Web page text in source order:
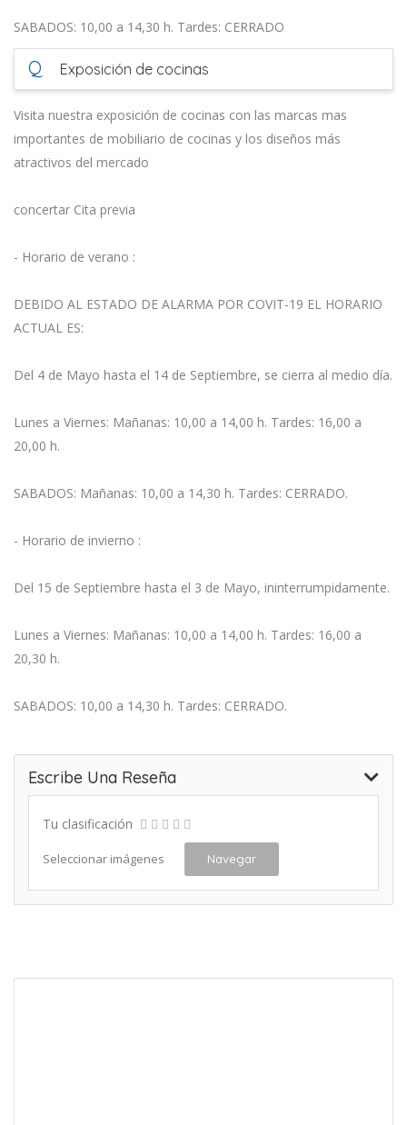
SABADOS: 10,00 a 14,30 h. Tardes: CERRADO
Q Exposición de cocinas
Visita nuestra exposición de cocinas con las marcas mas
importantes de mobiliario de cocinas y los diseños más
atractivos del mercado
concertar Cita previa
- Horario de verano :
DEBIDO AL ESTADO DE ALARMA POR COVIT-19 EL HORARIO
ACTUAL ES:
Del 4 de Mayo hasta el 14 de Septiembre, se cierra al medio día.
Lunes a Viernes: Mañanas: 10,00 a 14,00 h. Tardes: 16,00 a
20,00 h.
SABADOS: Mañanas: 10,00 a 14,30 h. Tardes: CERRADO.
- Horario de invierno :
Del 15 de Septiembre hasta el 3 de Mayo, ininterrumpidamente.
Lunes a Viernes: Mañanas: 10,00 a 14,00 h. Tardes: 16,00 a
20,30 h.
SABADOS: 10,00 a 14,30 h. Tardes: CERRADO.
Escribe Una Reseña
Tu clasificación
Seleccionar imágenes Navegar